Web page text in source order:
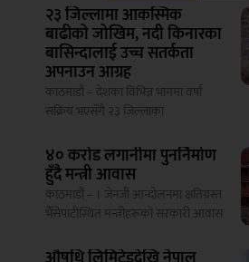
२३ जिल्लामा आकस्मिक
बाढीको जोखिम, नदी किनारका
बासिन्दालाई उच्च सतर्कता
अपनाउन आग्रह
काठमाडौं – देशका विभिन्न भागमा वर्षा
सक्रिय भएसँगै २३ जिल्लाका
४० करोड लगानीमा पुनर्निर्माण
हुँदै मन्त्री आवास
काठमाडौं – । जेनजी आन्दोलनमा क्षतिग्रस्त
भैँसेपाटीस्थित मन्त्रीहरूको सरकारी आवास